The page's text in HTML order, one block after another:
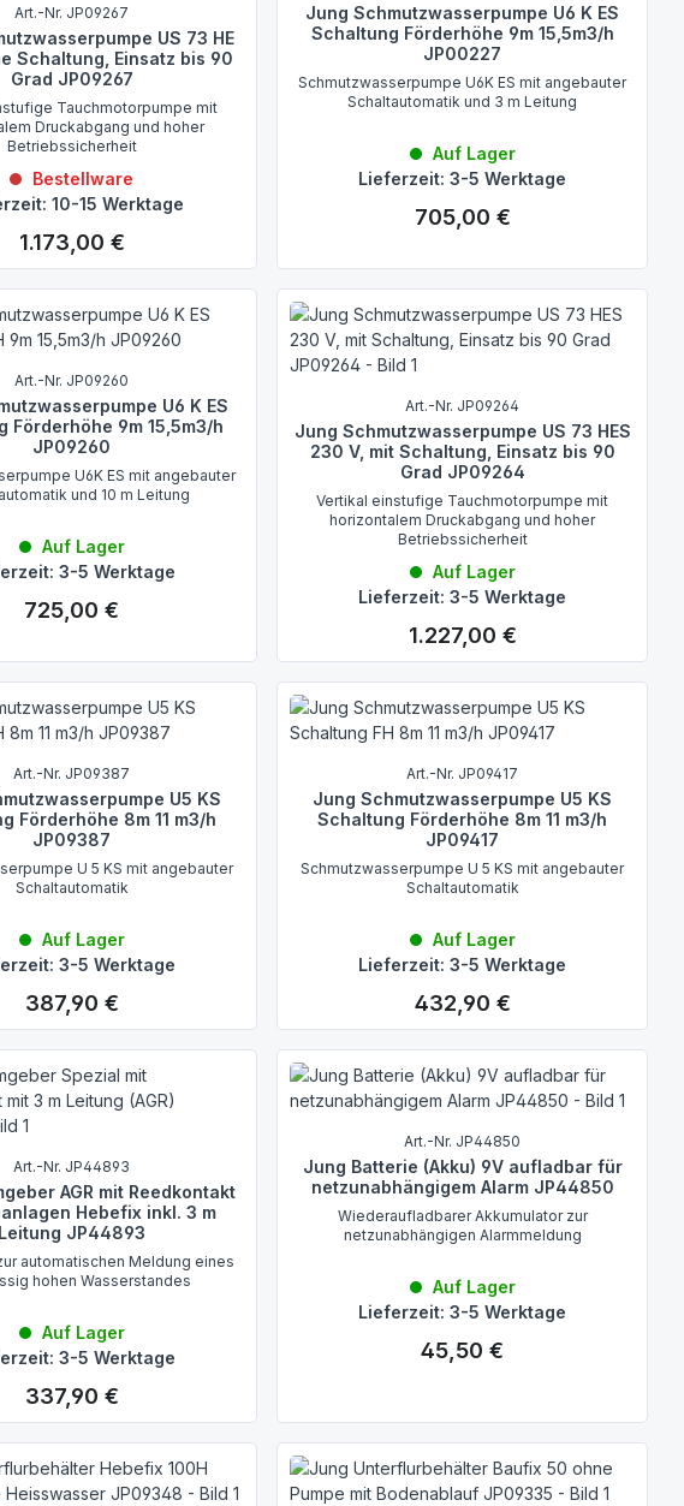
Art.-Nr. JP09267
US 73 HE
Schaltung, Einsatz bis 90
Grad JP09267
Tauchmotorpumpe mit
Druckabgang und hoher
Betriebssicherheit
Bestellware
10-15 Werktage
Regulärer Preis:
1.173,00 €
Jung Schmutzwasserpumpe U6 K ES
Schaltung Förderhöhe 9m 15,5m3/h
JP00227
Schmutzwasserpumpe U6K ES mit angebauter
Schaltautomatik und 3 m Leitung
Auf Lager
Lieferzeit: 3-5 Werktage
Regulärer Preis:
705,00 €
Art.-Nr. JP09260
U6 K ES
Förderhöhe 9m 15,5m3/h
JP09260
U6K ES mit angebauter
und 10 m Leitung
Auf Lager
3-5 Werktage
Regulärer Preis:
725,00 €
Art.-Nr. JP09264
Jung Schmutzwasserpumpe US 73 HES
230 V, mit Schaltung, Einsatz bis 90
Grad JP09264
Vertikal einstufige Tauchmotorpumpe mit
horizontalem Druckabgang und hoher
Betriebssicherheit
Auf Lager
Lieferzeit: 3-5 Werktage
Regulärer Preis:
1.227,00 €
Art.-Nr. JP09387
U5 KS
Förderhöhe 8m 11 m3/h
JP09387
U 5 KS mit angebauter
Schaltautomatik
Auf Lager
3-5 Werktage
Regulärer Preis:
387,90 €
Art.-Nr. JP09417
Jung Schmutzwasserpumpe U5 KS
Schaltung Förderhöhe 8m 11 m3/h
JP09417
Schmutzwasserpumpe U 5 KS mit angebauter
Schaltautomatik
Auf Lager
Lieferzeit: 3-5 Werktage
Regulärer Preis:
432,90 €
Art.-Nr. JP44893
AGR mit Reedkontakt
Hebefix inkl. 3 m
Leitung JP44893
automatischen Meldung eines
hohen Wasserstandes
Auf Lager
3-5 Werktage
Regulärer Preis:
337,90 €
Art.-Nr. JP44850
Jung Batterie (Akku) 9V aufladbar für
netzunabhängigem Alarm JP44850
Wiederaufladbarer Akkumulator zur
netzunabhängigen Alarmmeldung
Auf Lager
Lieferzeit: 3-5 Werktage
Regulärer Preis:
45,50 €